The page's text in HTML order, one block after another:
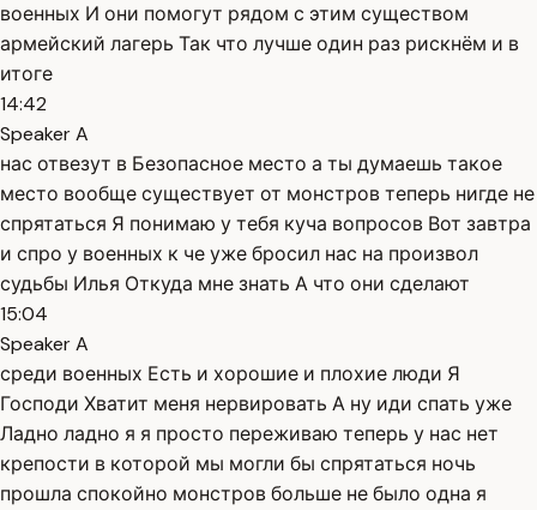
военных И они помогут рядом с этим существом
армейский лагерь Так что лучше один раз рискнём и в
итоге
14:42
Speaker A
нас отвезут в Безопасное место а ты думаешь такое
место вообще существует от монстров теперь нигде не
спрятаться Я понимаю у тебя куча вопросов Вот завтра
и спро у военных к че уже бросил нас на произвол
судьбы Илья Откуда мне знать А что они сделают
15:04
Speaker A
среди военных Есть и хорошие и плохие люди Я
Господи Хватит меня нервировать А ну иди спать уже
Ладно ладно я я просто переживаю теперь у нас нет
крепости в которой мы могли бы спрятаться ночь
прошла спокойно монстров больше не было одна я